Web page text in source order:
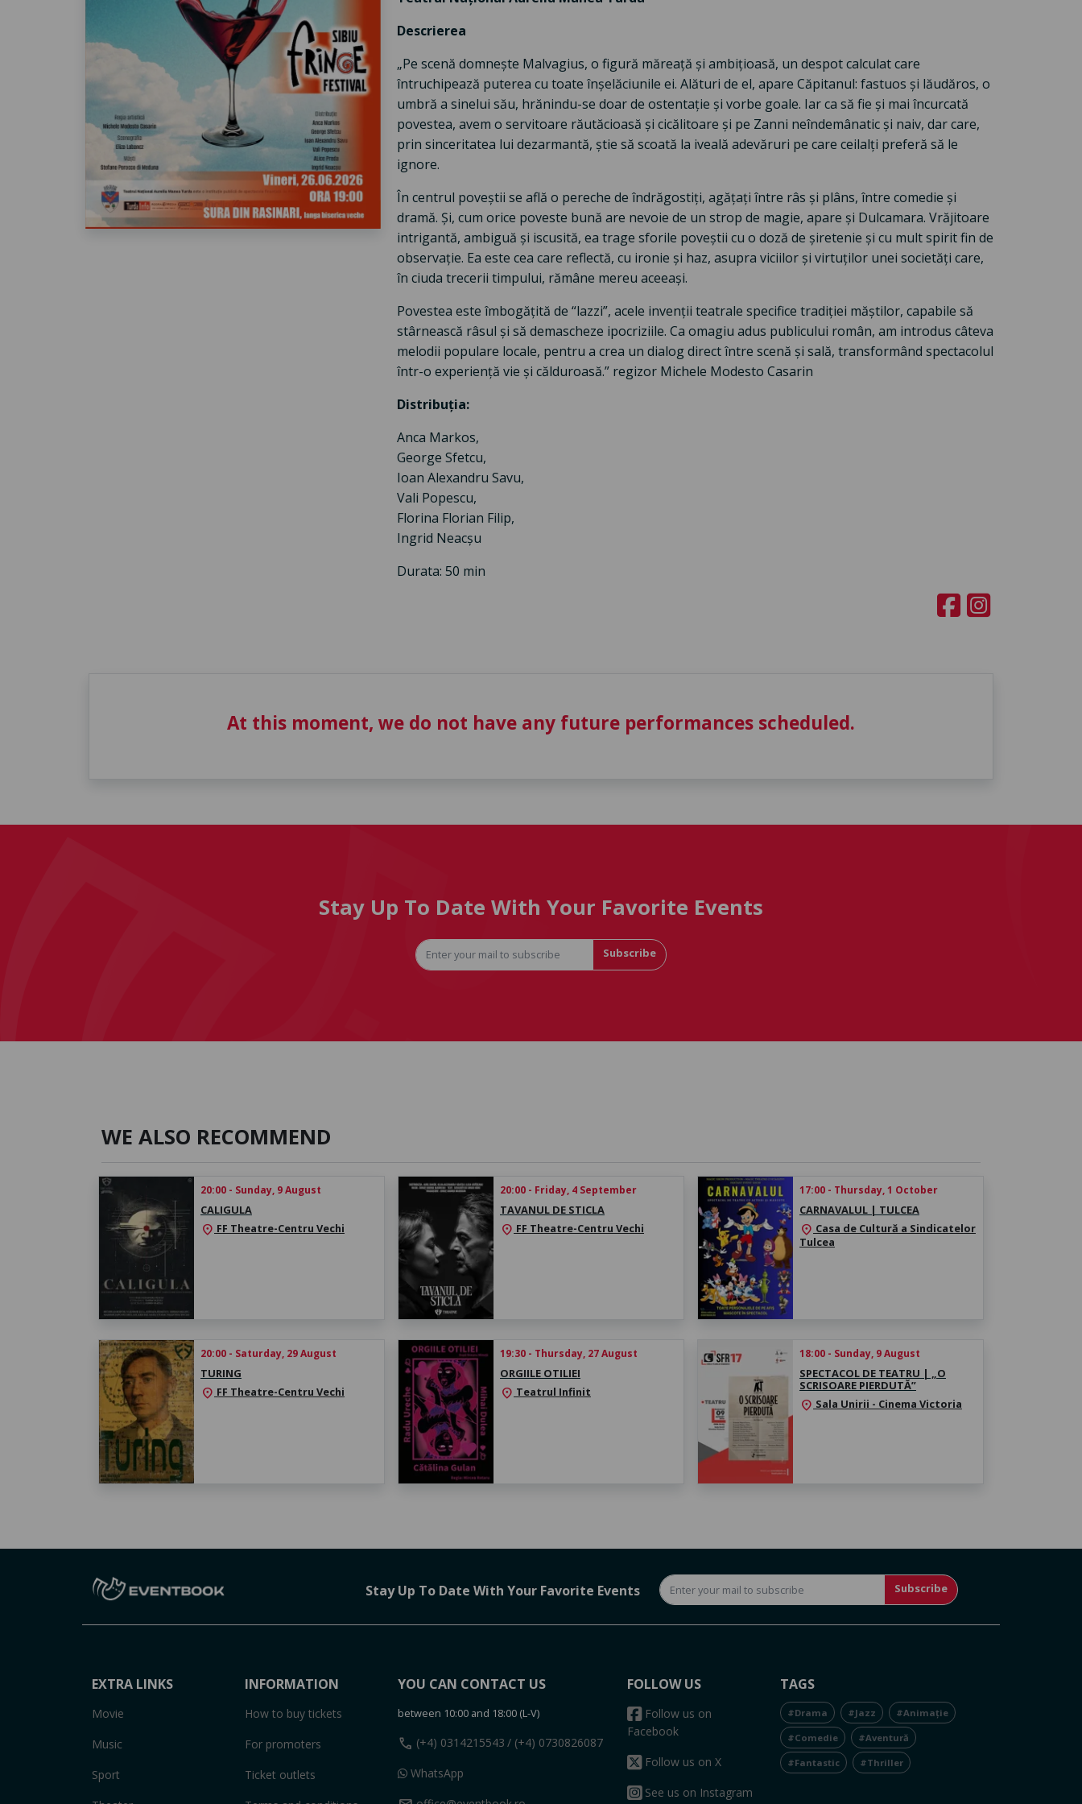
Descrierea
„Pe scenă domnește Malvagius, o figură măreață și ambițioasă, un despot calculat care
întruchipează puterea cu toate înșelăciunile ei. Alături de el, apare Căpitanul: fastuos și lăudăros, o
umbră a sinelui său, hrănindu-se doar de ostentație și vorbe goale. Iar ca să fie și mai încurcată
povestea, avem o servitoare răutăcioasă și cicălitoare și pe Zanni neîndemânatic și naiv, dar care,
prin sinceritatea lui dezarmantă, știe să scoată la iveală adevăruri pe care ceilalți preferă să le
ignore.
În centrul poveștii se află o pereche de îndrăgostiți, agățați între râs și plâns, între comedie și
dramă. Și, cum orice poveste bună are nevoie de un strop de magie, apare și Dulcamara. Vrăjitoare
intrigantă, ambiguă și iscusită, ea trage sforile poveștii cu o doză de șiretenie și cu mult spirit fin de
observație. Ea este cea care reflectă, cu ironie și haz, asupra viciilor și virtuților unei societăți care,
în ciuda trecerii timpului, rămâne mereu aceeași.
Povestea este îmbogățită de “lazzi”, acele invenții teatrale specifice tradiției măștilor, capabile să
stârnească râsul și să demascheze ipocriziile. Ca omagiu adus publicului român, am introdus câteva
melodii populare locale, pentru a crea un dialog direct între scenă și sală, transformând spectacolul
într-o experiență vie și călduroasă.” regizor Michele Modesto Casarin
Distribuția:
Anca Markos,
George Sfetcu,
Ioan Alexandru Savu,
Vali Popescu,
Florina Florian Filip,
Ingrid Neacșu
Durata: 50 min
At this moment, we do not have any future performances scheduled.
Stay Up To Date With Your Favorite Events
Subscribe
WE ALSO RECOMMEND
20:00 - Sunday, 9 August
CALIGULA
location_on FF Theatre-Centru Vechi
20:00 - Friday, 4 September
TAVANUL DE STICLA
location_on FF Theatre-Centru Vechi
17:00 - Thursday, 1 October
CARNAVALUL | TULCEA
location_on Casa de Cultură a Sindicatelor
Tulcea
20:00 - Saturday, 29 August
TURING
location_on FF Theatre-Centru Vechi
19:30 - Thursday, 27 August
ORGIILE OTILIEI
location_on Teatrul Infinit
18:00 - Sunday, 9 August
SPECTACOL DE TEATRU | „O
SCRISOARE PIERDUTĂ”
location_on Sala Unirii - Cinema Victoria
Stay Up To Date With Your Favorite Events Subscribe
EXTRA LINKS
Movie
Music
Sport
INFORMATION
How to buy tickets
For promoters
Ticket outlets
YOU CAN CONTACT US
between 10:00 and 18:00 (L-V)
call (+4) 0314215543 / (+4) 0730826087
WhatsApp
FOLLOW US
Follow us on
Facebook
Follow us on X
See us on Instagram
TAGS
#Drama #Jazz #Animație
#Comedie #Aventură
#Fantastic #Thriller